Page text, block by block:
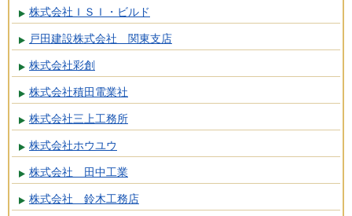
株式会社ＩＳＩ・ビルド
戸田建設株式会社 関東支店
株式会社彩創
株式会社積田電業社
株式会社三上工務所
株式会社ホウユウ
株式会社 田中工業
株式会社 鈴木工務店